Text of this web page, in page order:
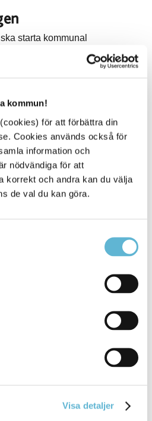
kommun!
för att förbättra din
Cookies används också för
information och
nödvändiga för att
korrekt och andra kan du välja
de val du kan göra.
Visa detaljer
starta kommunal
inklusive Svenska
1 januari 2022
städ- och
i egen regi från och med